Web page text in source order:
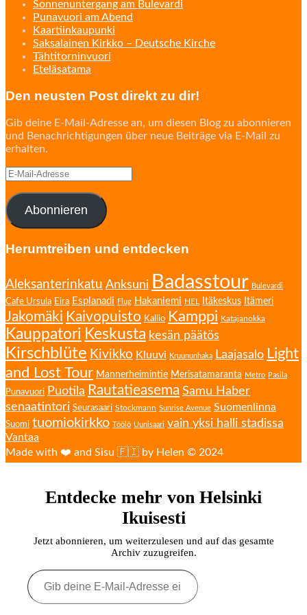
Sonnenuntergang am Bulevardi
Punavuori am Abend
Kaartiinkaupunki
Saksalainen Kirkko – Deutsche Kirche
Tähtitorninvuori
Eteläsatama
Den neusten Post direkt zu dir!
Gib deine E-Mail-Adresse an, um diesen Blog zu abonnieren
und Benachrichtigungen über neue Beiträge via E-Mail zu
erhalten.
E-
Adresse
Abonnieren
Herumtreiben und entdecken
Aleksanterinkatu Anksuni Badasstour Bulevardi
Cafe Ursula Eira Esplanadi Flug Hakaniemi HEL Itäkeskus Itämeri
Jakomäki Kaivopuisto Kallio Kamppi Katajanokka
Kauppatori Keskusta kesän päätös
Kirschblüte Kivikko Kluuvi Kruununhaka Laajasalo Light
and Lost Tour Mannerheimintie Merisatamaranta Metro Pasila
Punavuori Puotila Rautatieasema Samu Haber
senaatintori Seurasaari Stockmann Sunrise Avenue Suomenlinna
Suomi tuomiokirkko Töölö Uunisaari vain yksi halli stadissa
Vantaa
Made with ❤️ and Sisu 🇫🇮 by Helen © 2024
Entdecke mehr von Helsinki
Ikuisesti
Jetzt abonnieren, um weiterzulesen und auf das gesamte
Archiv zuzugreifen.
Gib
deine
E-